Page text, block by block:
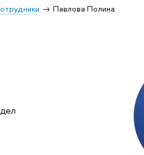
Павлова Полина